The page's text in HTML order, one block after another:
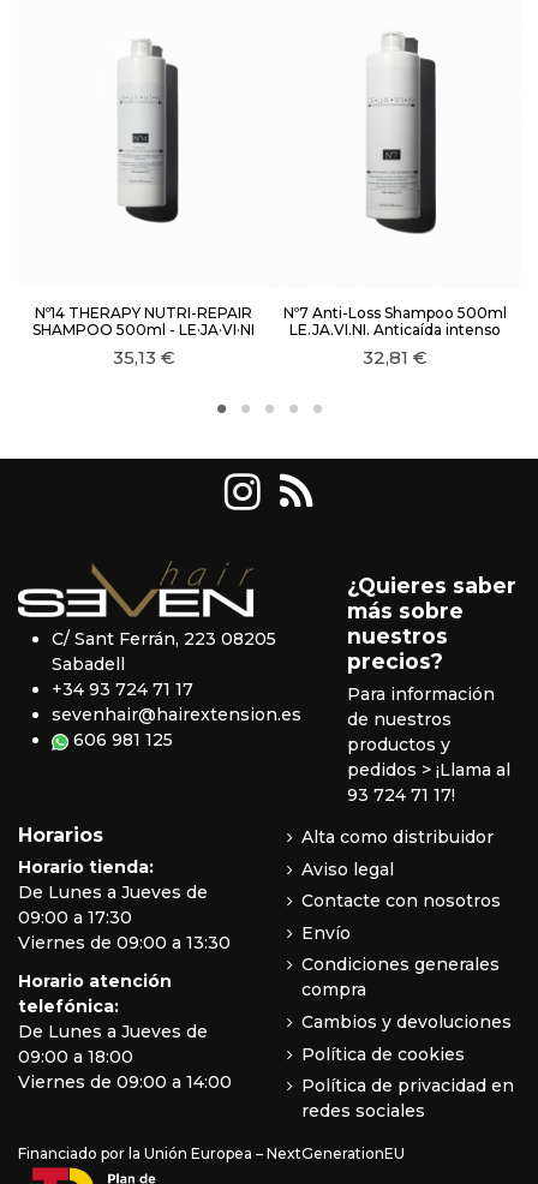
Nº14 THERAPY NUTRI-REPAIR
SHAMPOO 500ml - LE·JA·VI·NI
35,13 €
Nº7 Anti-Loss Shampoo 500ml
LE.JA.VI.NI. Anticaída intenso
32,81 €
C/ Sant Ferrán, 223 08205
Sabadell
+34 93 724 71 17
sevenhair@hairextension.es
606 981 125
¿Quieres saber
más sobre
nuestros
precios?
Para información
de nuestros
productos y
pedidos > ¡Llama al
93 724 71 17!
Horarios
Horario tienda:
De Lunes a Jueves de
09:00 a 17:30
Viernes de 09:00 a 13:30
Horario atención
telefónica:
De Lunes a Jueves de
09:00 a 18:00
Viernes de 09:00 a 14:00
Alta como distribuidor
Aviso legal
Contacte con nosotros
Envío
Condiciones generales
compra
Cambios y devoluciones
Política de cookies
Política de privacidad en
redes sociales
Financiado por la Unión Europea – NextGenerationEU